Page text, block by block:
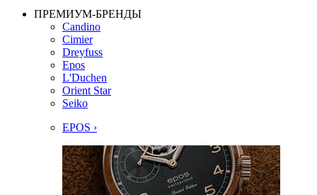
ПРЕМИУМ-БРЕНДЫ
Candino
Cimier
Dreyfuss
Epos
L'Duchen
Orient Star
Seiko
EPOS ›